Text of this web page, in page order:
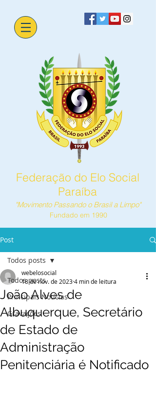
Federação do Elo Social
Paraíba
"Movimento Passando o Brasil a Limpo"
Fundado em 1990
Post
Todos posts
Principais Notícias
Gravações
Todos posts
João Alves de
Albuquerque, Secretário
de Estado de
Administração
Penitenciária é Notificado
webelosocial
18 de nov. de 20234 min de leitura